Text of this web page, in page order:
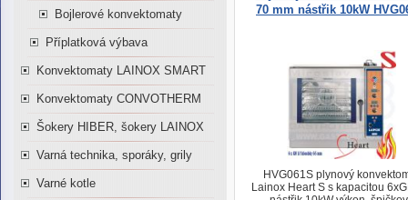
Bojlerové konvektomaty
Příplatková výbava
Konvektomaty LAINOX SMART
Konvektomaty CONVOTHERM
Šokery HIBER, šokery LAINOX
Varná technika, sporáky, grily
Varné kotle
70 mm nástřik 10kW
HVG061S plynový
Lainox Heart S s kapacitou